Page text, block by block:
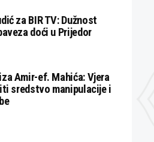
za BIR TV: Dužnost
doći u Prijedor
Amir-ef. Mahića: Vjera
sredstvo manipulacije i